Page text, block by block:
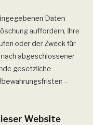
Daten
auffordern, Ihre
oder der Zweck für
abgeschlossener
gesetzliche
–
Website